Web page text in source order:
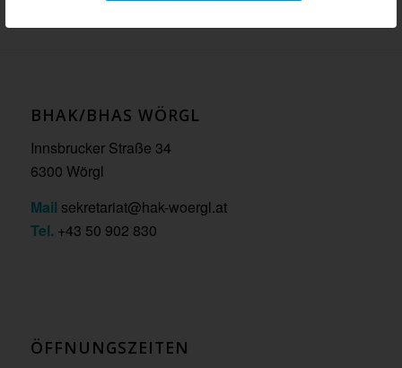
BHAK/BHAS WÖRGL
Innsbrucker Straße 34
6300 Wörgl
Mail sekretariat@hak-woergl.at
Tel. +43 50 902 830
ÖFFNUNGSZEITEN